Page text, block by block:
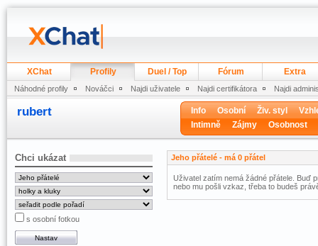
XChat Profily Duel / Top Fórum Extra
Náhodné profily Nováčci Najdi uživatele Najdi certifikátora Najdi
rubert Info Osobní Živ. styl
Intimně
Zájmy Osobnost
Chci ukázat
s osobní fotkou
Jeho přátelé - má 0 přátel
Uživatel zatím nemá žádné přátele. Buď
nebo mu pošli vzkaz, třeba to budeš